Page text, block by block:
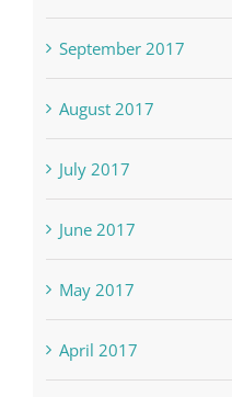
September 2017
August 2017
July 2017
June 2017
May 2017
April 2017